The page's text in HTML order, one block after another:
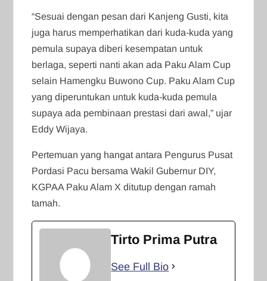
“Sesuai dengan pesan dari Kanjeng Gusti, kita
juga harus memperhatikan dari kuda-kuda yang
pemula supaya diberi kesempatan untuk
berlaga, seperti nanti akan ada Paku Alam Cup
selain Hamengku Buwono Cup. Paku Alam Cup
yang diperuntukan untuk kuda-kuda pemula
supaya ada pembinaan prestasi dari awal,” ujar
Eddy Wijaya.
Pertemuan yang hangat antara Pengurus Pusat
Pordasi Pacu bersama Wakil Gubernur DIY,
KGPAA Paku Alam X ditutup dengan ramah
tamah.
Tirto Prima Putra
See Full Bio